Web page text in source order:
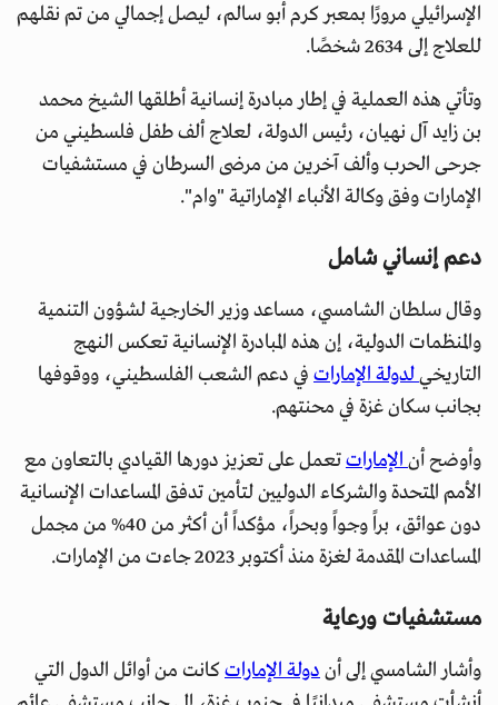
الإسرائيلي مرورًا بمعبر كرم أبو سالم، ليصل إجمالي من تم نقلهم
للعلاج إلى 2634 شخصًا.
وتأتي هذه العملية في إطار مبادرة إنسانية أطلقها الشيخ محمد
بن زايد آل نهيان، رئيس الدولة، لعلاج ألف طفل فلسطيني من
جرحى الحرب وألف آخرين من مرضى السرطان في مستشفيات
الإمارات وفق وكالة الأنباء الإماراتية "وام".
دعم إنساني شامل
وقال سلطان الشامسي، مساعد وزير الخارجية لشؤون التنمية
والمنظمات الدولية، إن هذه المبادرة الإنسانية تعكس النهج
التاريخيلدولة الإمارات في دعم الشعب الفلسطيني، ووقوفها
بجانب سكان غزة في محنتهم.
وأوضح أنالإماراتتعمل على تعزيز دورها القيادي بالتعاون مع
الأمم المتحدة والشركاء الدوليين لتأمين تدفق المساعدات الإنسانية
دون عوائق، براً وجواً وبحراً، مؤكداً أن أكثر من 40% من مجمل
المساعدات المقدمة لغزة منذ أكتوبر 2023 جاءت من الإمارات.
مستشفيات ورعاية
وأشار الشامسي إلى أندولة الإماراتكانت من أوائل الدول التي